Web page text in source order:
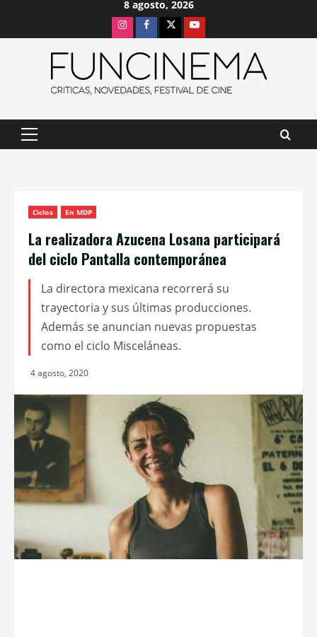
8 agosto, 2026
InstagramFacebook
X Youtube
Menú
Ciclos En MDP
La realizadora Azucena Losana participará
del ciclo Pantalla contemporánea
La directora mexicana recorrerá su
trayectoria y sus últimas producciones.
Además se anuncian nuevas propuestas
como el ciclo Misceláneas.
4 agosto, 2020